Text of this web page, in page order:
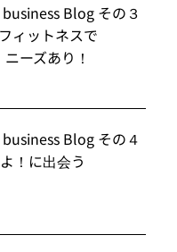
Blog その３
ィットネスで
ニーズあり！
Blog その４
！に出会う